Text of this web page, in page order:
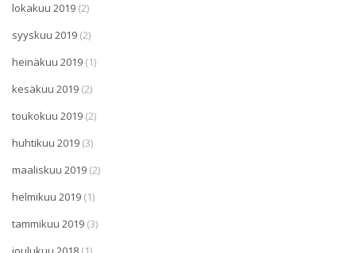
lokakuu 2019 (2)
syyskuu 2019 (2)
heinäkuu 2019 (1)
kesäkuu 2019 (2)
toukokuu 2019 (2)
huhtikuu 2019 (3)
maaliskuu 2019 (2)
helmikuu 2019 (1)
tammikuu 2019 (3)